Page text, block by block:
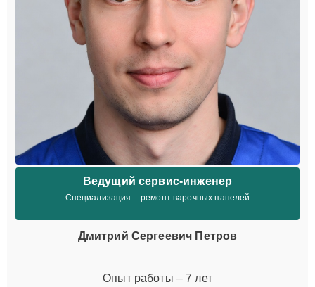
Ведущий сервис-инженер
Специализация – ремонт варочных панелей
Дмитрий Сергеевич Петров
Опыт работы – 7 лет